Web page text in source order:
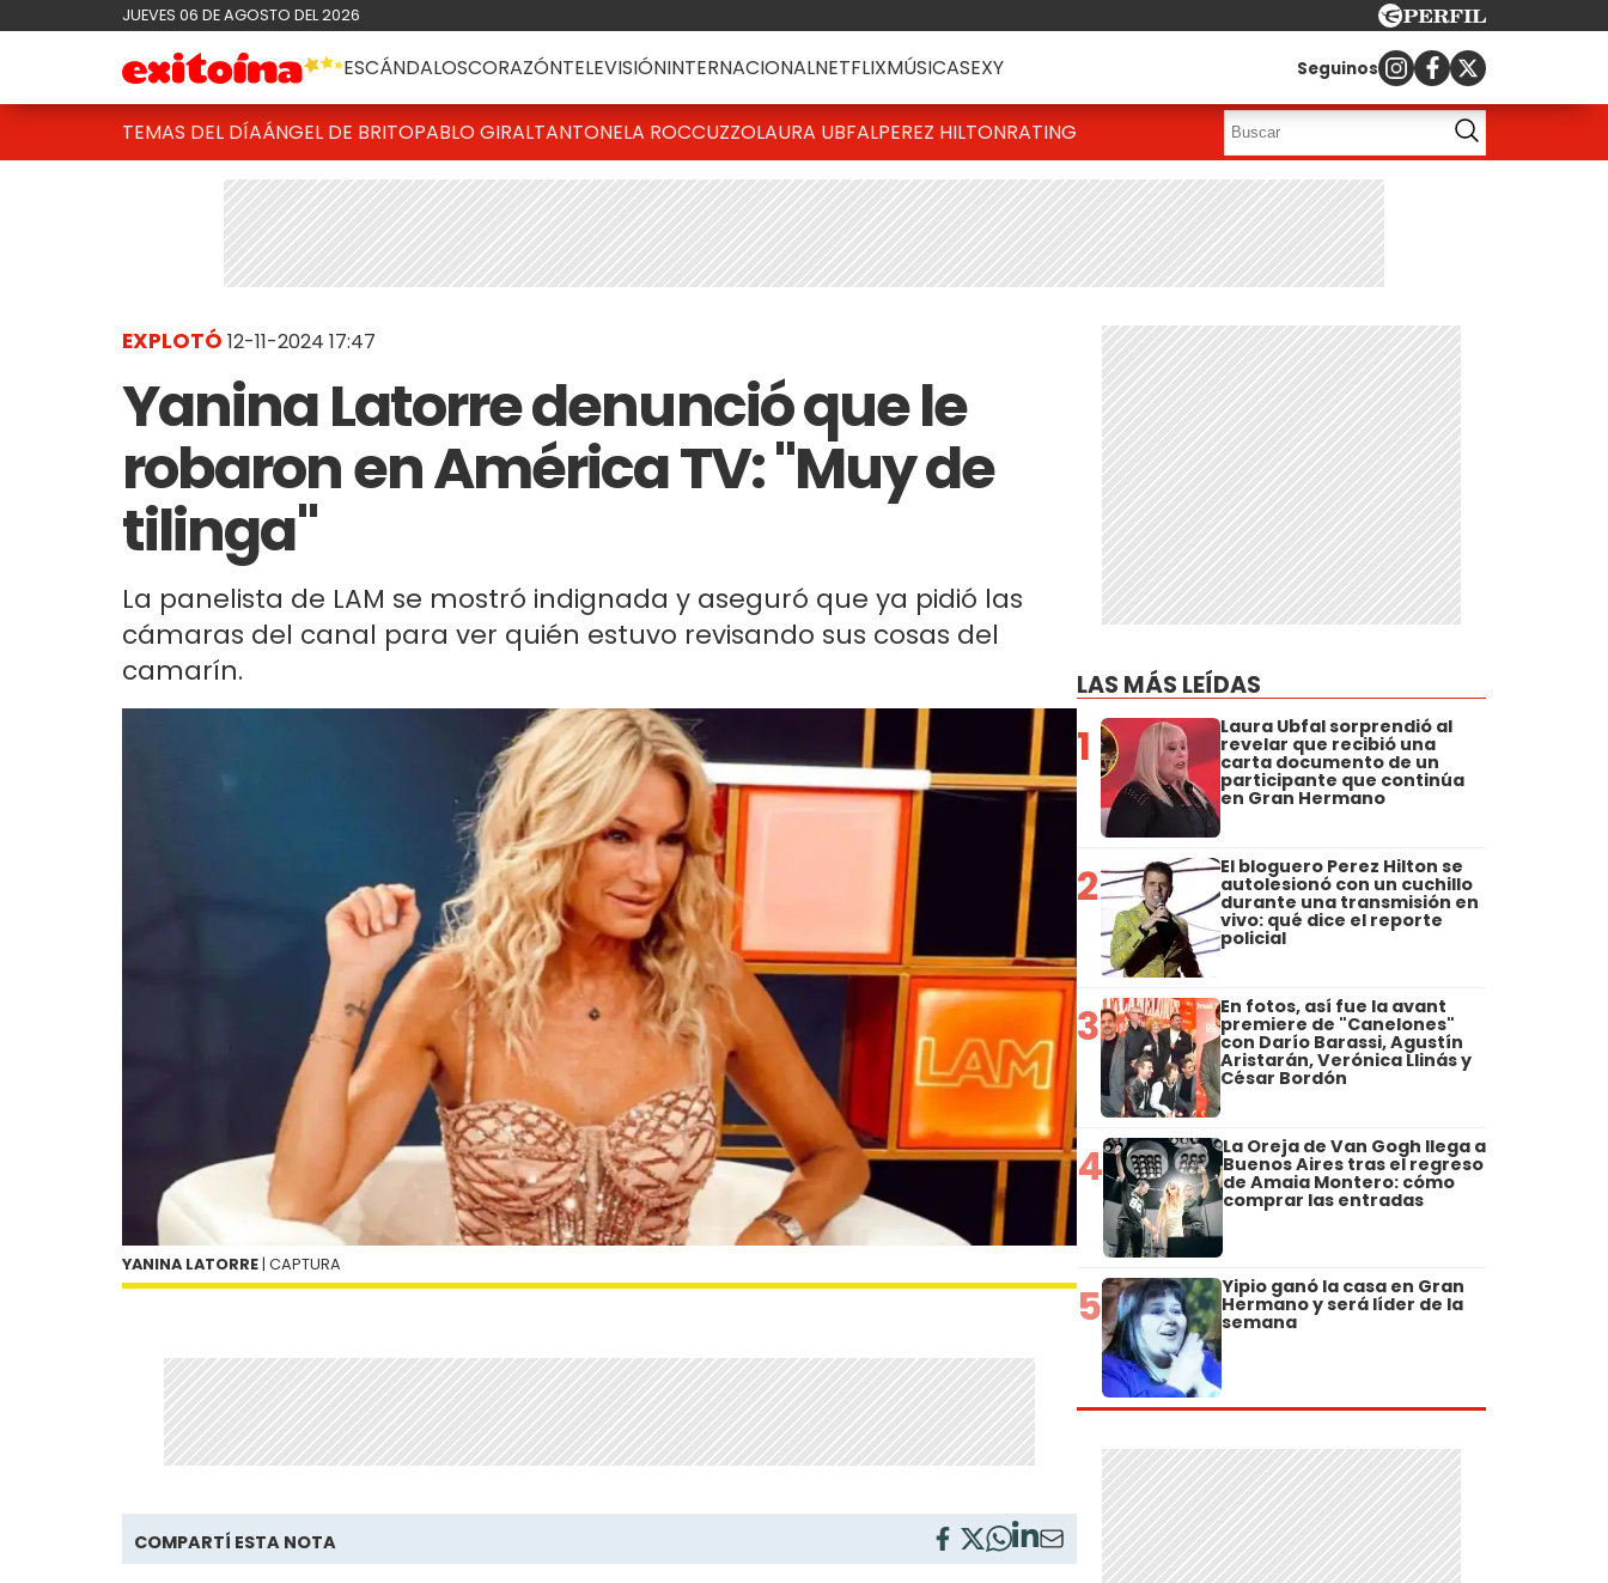
JUEVES 06 DE AGOSTO DEL 2026
ESCÁNDALOSCORAZÓNTELEVISIÓNINTERNACIONALNETFLIXMÚSICASEXY Seguinos
TEMAS DEL DÍAÁNGEL DE BRITOPABLO GIRALTANTONELA ROCCUZZOLAURA UBFALPEREZ HILTONRATING
EXPLOTÓ 12-11-2024 17:47
Yanina Latorre denunció que le
robaron en América TV: "Muy de
tilinga"
La panelista de LAM se mostró indignada y aseguró que ya pidió las
cámaras del canal para ver quién estuvo revisando sus cosas del
camarín.
YANINA LATORRE | CAPTURA
COMPARTÍ ESTA NOTA
LAS MÁS LEÍDAS
1 Laura Ubfal sorprendió al
revelar que recibió una
carta documento de un
participante que continúa
en Gran Hermano
2 El bloguero Perez Hilton se
autolesionó con un cuchillo
durante una transmisión en
vivo: qué dice el reporte
policial
3 En fotos, así fue la avant
premiere de "Canelones"
con Darío Barassi, Agustín
Aristarán, Verónica Llinás y
César Bordón
4 La Oreja de Van Gogh llega a
Buenos Aires tras el regreso
de Amaia Montero: cómo
comprar las entradas
5 Yipio ganó la casa en Gran
Hermano y será líder de la
semana